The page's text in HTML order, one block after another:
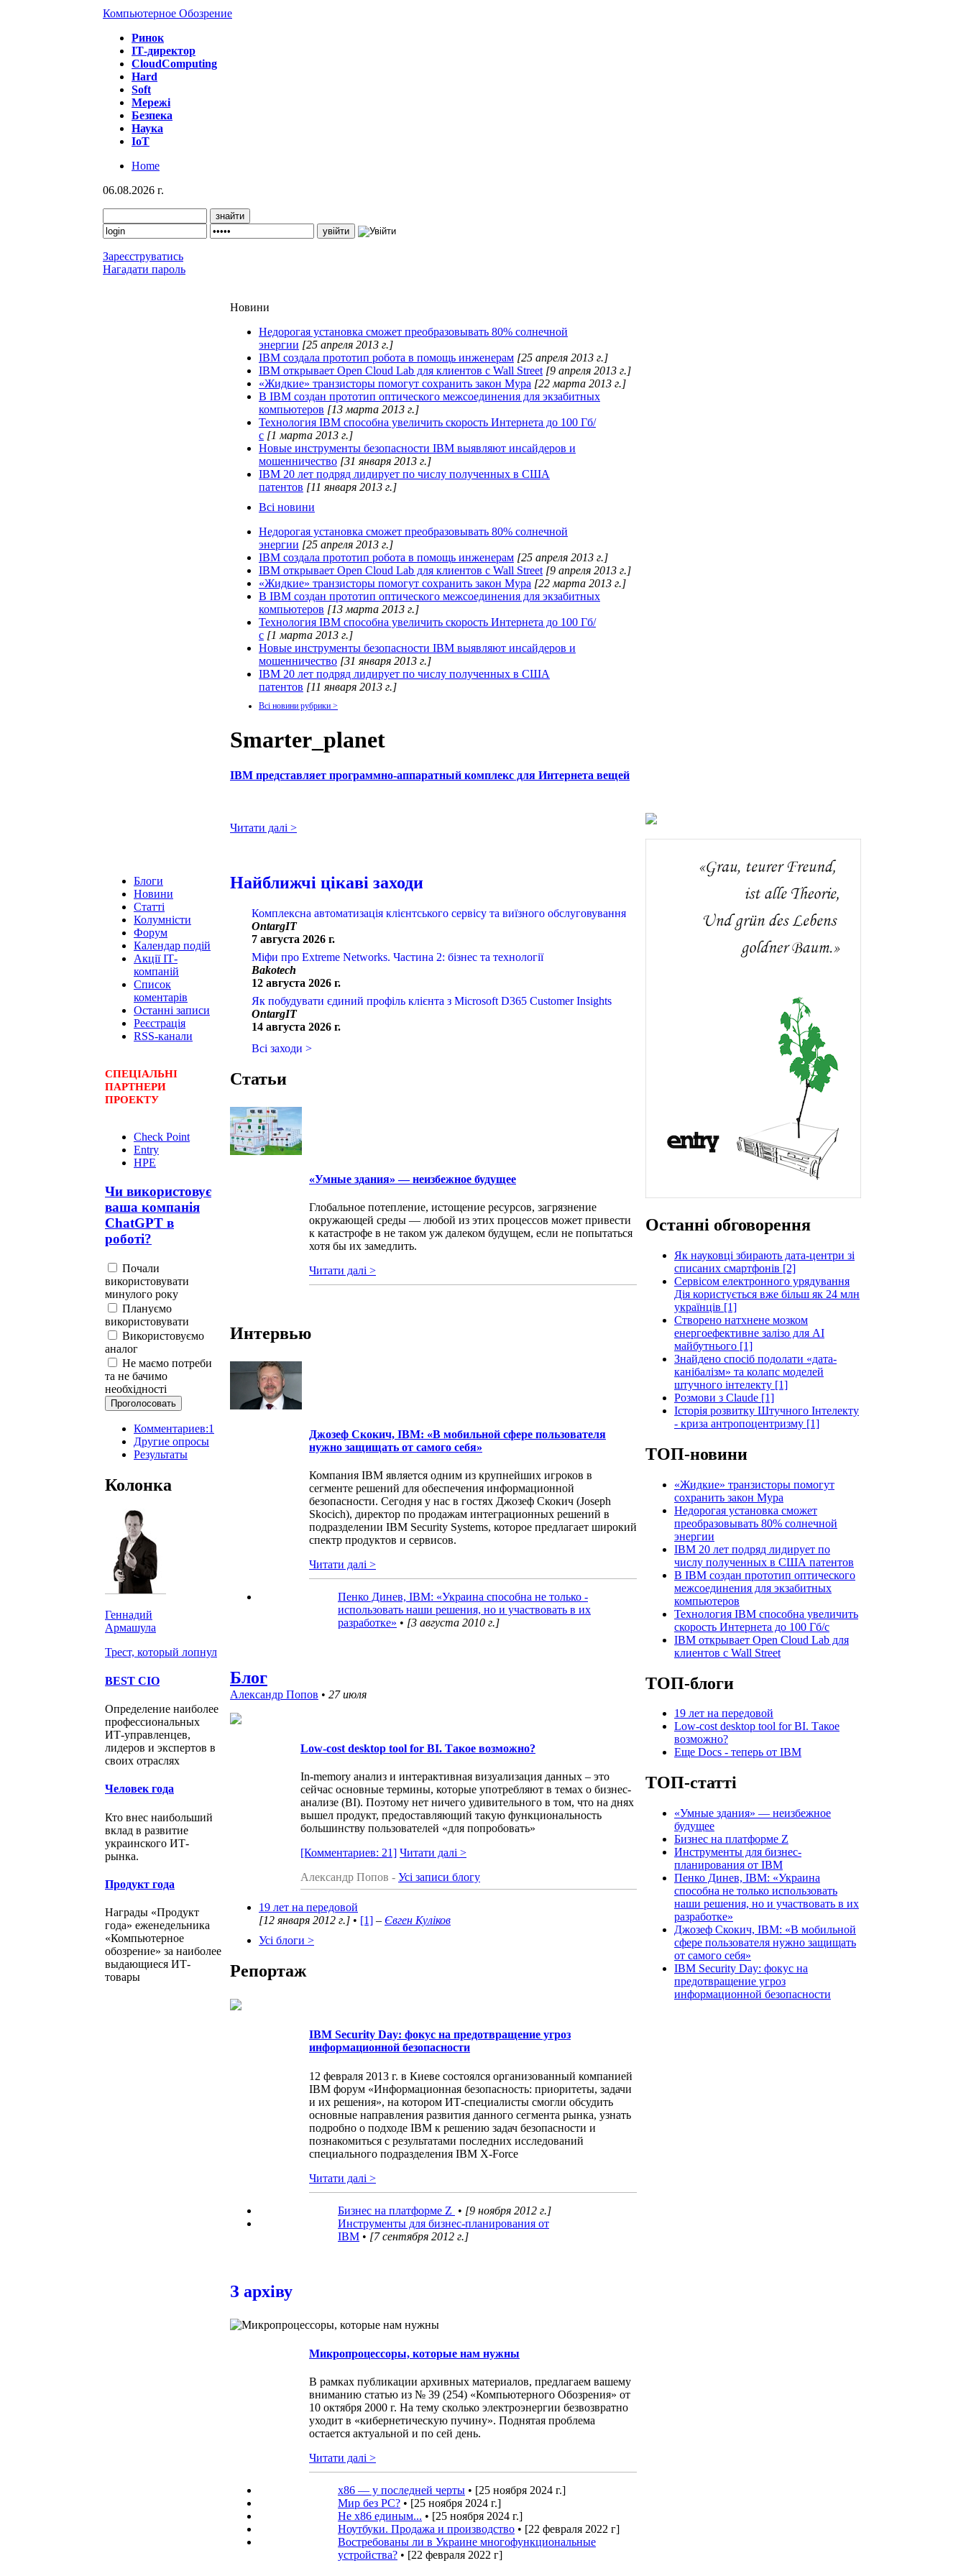
Компьютерное Обозрение
Ринок
IТ-директор
CloudComputing
Hard
Soft
Мережі
Безпека
Наука
IoT
Home
06.08.2026 г.
Зареєструватись
Нагадати пароль
Блоги
Новини
Статті
Колумністи
Форум
Календар подій
Акції ІТ-
компаній
Список
коментарів
Останні записи
Реєстрація
RSS-канали
СПЕЦІАЛЬНІ
ПАРТНЕРИ
ПРОЕКТУ
Check Point
Entry
HPE
Чи використовує
ваша компанія
ChatGPT в
роботі?
Почали
використовувати
минулого року
Плануємо
використовувати
Використовуємо
аналог
Не маємо потреби
та не бачимо
необхідності
Комментариев:1
Другие опросы
Результаты
Колонка
Геннадий
Армашула
Трест, который лопнул
BEST CIO
Определение наиболее
профессиональных
ИТ-управленцев,
лидеров и экспертов в
своих отраслях
Человек года
Кто внес наибольший
вклад в развитие
украинского ИТ-
рынка.
Продукт года
Награды «Продукт
года» еженедельника
«Компьютерное
обозрение» за наиболее
выдающиеся ИТ-
товары
Новини
Недорогая установка сможет преобразовывать 80% солнечной
энергии [25 апреля 2013 г.]
IBM создала прототип робота в помощь инженерам [25 апреля 2013 г.]
IBM открывает Open Cloud Lab для клиентов с Wall Street [9 апреля 2013 г.]
«Жидкие» транзисторы помогут сохранить закон Мура [22 марта 2013 г.]
В IBM создан прототип оптического межсоединения для экзабитных
компьютеров [13 марта 2013 г.]
Технология IBM способна увеличить скорость Интернета до 100 Гб/
с [1 марта 2013 г.]
Новые инструменты безопасности IBM выявляют инсайдеров и
мошенничество [31 января 2013 г.]
IBM 20 лет подряд лидирует по числу полученных в США
патентов [11 января 2013 г.]
Всі новини
Недорогая установка сможет преобразовывать 80% солнечной
энергии [25 апреля 2013 г.]
IBM создала прототип робота в помощь инженерам [25 апреля 2013 г.]
IBM открывает Open Cloud Lab для клиентов с Wall Street [9 апреля 2013 г.]
«Жидкие» транзисторы помогут сохранить закон Мура [22 марта 2013 г.]
В IBM создан прототип оптического межсоединения для экзабитных
компьютеров [13 марта 2013 г.]
Технология IBM способна увеличить скорость Интернета до 100 Гб/
с [1 марта 2013 г.]
Новые инструменты безопасности IBM выявляют инсайдеров и
мошенничество [31 января 2013 г.]
IBM 20 лет подряд лидирует по числу полученных в США
патентов [11 января 2013 г.]
Всі новини рубрики >
Smarter_planet
IBM представляет программно-аппаратный комплекс для Интернета вещей
Читати далі >
Найближчі цікаві заходи
Комплексна автоматизація клієнтського сервісу та виїзного обслуговування
OntargIT
7 августа 2026 г.
Міфи про Extreme Networks. Частина 2: бізнес та технології
Bakotech
12 августа 2026 г.
Як побудувати єдиний профіль клієнта з Microsoft D365 Customer Insights
OntargIT
14 августа 2026 г.
Всі заходи >
Статьи
«Умные здания» — неизбежное будущее
Глобальное потепление, истощение ресурсов, загрязнение
окружающей среды — любой из этих процессов может привести
к катастрофе в не таком уж далеком будущем, если не попытаться
хотя бы их замедлить.
Читати далі >
Интервью
Джозеф Скокич, IBM: «В мобильной сфере пользователя
нужно защищать от самого себя»
Компания IBM является одним из крупнейших игроков в
сегменте решений для обеспечения информационной
безопасности. Сегодня у нас в гостях Джозеф Скокич (Joseph
Skocich), директор по продажам интеграционных решений в
подразделении IBM Security Systems, которое предлагает широкий
спектр продуктов и сервисов.
Читати далі >
Пенко Динев, IBM: «Украина способна не только ­
использовать наши решения, но и участвовать в их
разработке» • [3 августа 2010 г.]
Блог
Александр Попов • 27 июля
Low-cost desktop tool for BI. Такое возможно?
In-memory анализ и интерактивная визуализация данных – это
сейчас основные термины, которые употребляют в темах о бизнес-
анализе (BI). Поэтому нет ничего удивительного в том, что на днях
вышел продукт, предоставляющий такую функциональность
большинству пользователей «для попробовать»
[Комментариев: 21] Читати далі >
Александр Попов - Усі записи блогу
19 лет на передовой
[12 января 2012 г.] • [1] – Євген Куліков
Усі блоги >
Репортаж
IBM Security Day: фокус на предотвращение угроз
информационной безопасности
12 февраля 2013 г. в Киеве состоялся организованный компанией
IBM форум «Информационная безопасность: приоритеты, задачи
и их решения», на котором ИТ-специалисты смогли обсудить
основные направления развития данного сегмента рынка, узнать
подробно о подходе IBM к решению задач безопасности и
познакомиться с результатами последних исследований
специального подразделения IBM X-Force
Читати далі >
Бизнес на платформе Z • [9 ноября 2012 г.]
Инструменты для бизнес-планирования от
IBM • [7 сентября 2012 г.]
З архіву
Микропроцессоры, которые нам нужны
В рамках публикации архивных материалов, предлагаем вашему
вниманию статью из № 39 (254) «Компьютерного Обозрения» от
10 октября 2000 г. На тему сколько электроэнергии безвозвратно
уходит в «кибернетическую пучину». Поднятая проблема
остается актуальной и по сей день.
Читати далі >
x86 — у последней черты • [25 ноября 2024 г.]
Мир без PC? • [25 ноября 2024 г.]
Не х86 единым... • [25 ноября 2024 г.]
Ноутбуки. Продажа и производство • [22 февраля 2022 г]
Востребованы ли в Украине многофункциональные
устройства? • [22 февраля 2022 г]
Останні обговорення
Як науковці збирають дата-центри зі
списаних смартфонів [2]
Сервісом електронного урядування
Дія користується вже більш як 24 млн
українців [1]
Створено натхнене мозком
енергоефективне залізо для AI
майбутнього [1]
Знайдено спосіб подолати «дата-
канібалізм» та колапс моделей
штучного інтелекту [1]
Розмови з Claude [1]
Історія розвитку Штучного Інтелекту
- криза антропоцентризму [1]
ТОП-новини
«Жидкие» транзисторы помогут
сохранить закон Мура
Недорогая установка сможет
преобразовывать 80% солнечной
энергии
IBM 20 лет подряд лидирует по
числу полученных в США патентов
В IBM создан прототип оптического
межсоединения для экзабитных
компьютеров
Технология IBM способна увеличить
скорость Интернета до 100 Гб/с
IBM открывает Open Cloud Lab для
клиентов с Wall Street
ТОП-блоги
19 лет на передовой
Low-cost desktop tool for BI. Такое
возможно?
Еще Docs - теперь от IBM
ТОП-статті
«Умные здания» — неизбежное
будущее
Бизнес на платформе Z
Инструменты для бизнес-
планирования от IBM
Пенко Динев, IBM: «Украина
способна не только ­использовать
наши решения, но и участвовать в их
разработке»
Джозеф Скокич, IBM: «В мобильной
сфере пользователя нужно защищать
от самого себя»
IBM Security Day: фокус на
предотвращение угроз
информационной безопасности